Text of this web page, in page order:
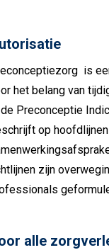
is
het belang van
Preconceptie
op
zijn
alle